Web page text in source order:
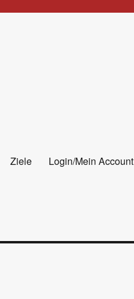
Ziele Login/Mein Account